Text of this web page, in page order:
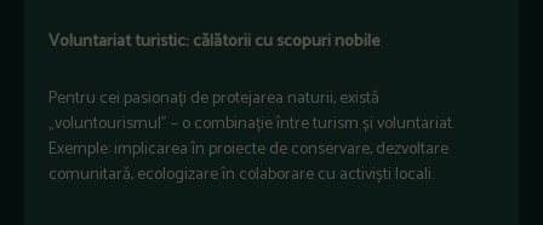
Voluntariat turistic: călătorii cu scopuri nobile
Pentru cei pasionați de protejarea naturii, există
„voluntourismul” – o combinație între turism și voluntariat.
Exemple: implicarea în proiecte de conservare, dezvoltare
comunitară, ecologizare în colaborare cu activiști locali.